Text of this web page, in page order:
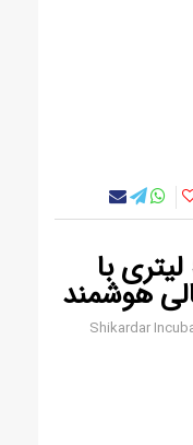
انکوباتور شیکردار 55 لیتری با
هوشمند
Shikardar